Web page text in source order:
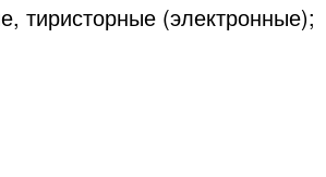
тиристорные (электронные);